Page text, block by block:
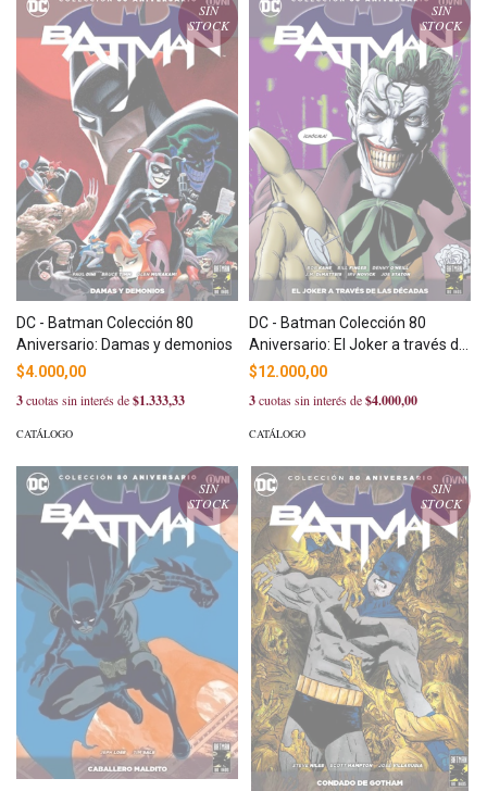
SIN
STOCK
DC - Batman Colección 80
Aniversario: Damas y demonios
$4.000,00
3cuotas sin interés de$1.333,33
CATÁLOGO
SIN
STOCK
DC - Batman Colección 80
Aniversario: El Joker a través de
las décadas
$12.000,00
3cuotas sin interés de$4.000,00
CATÁLOGO
SIN
STOCK
SIN
STOCK